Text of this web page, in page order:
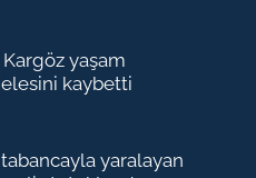
yaşam
kaybetti
yaralayan